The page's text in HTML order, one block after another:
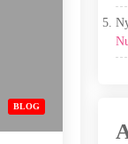
BLOG